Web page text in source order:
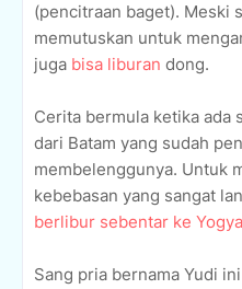
(pencitraan baget). Meski
memutuskan untuk
juga bisa liburan dong.
Cerita bermula ketika ada
dari Batam yang sudah
membelenggunya. Untuk
kebebasan yang sangat
berlibur sebentar ke
Sang pria bernama Yudi